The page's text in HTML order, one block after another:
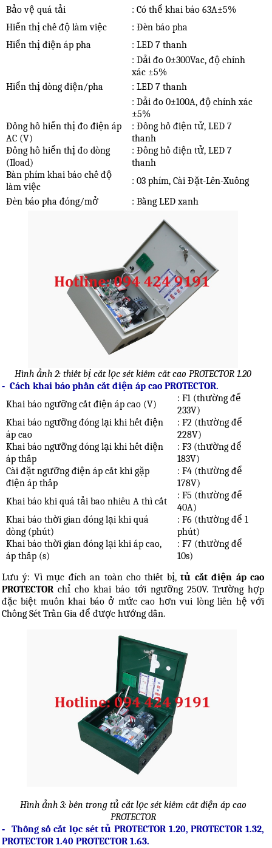
Bảo vệ quá tải
: Có thể khai báo 63A±5%
Hiển thị chế độ làm việc
: Đèn báo pha
Hiển thị điện áp pha
: LED 7 thanh
: Dải đo 0±300Vac, độ chính
xác ±5%
Hiển thị dòng điện/pha
: LED 7 thanh
: Dải đo 0±100A, độ chính xác
±5%
Đồng hồ hiển thị đo điện áp
AC (V)
: Đồng hồ điện tử, LED 7
thanh
Đồng hồ hiển thị đo dòng
(Iload)
: Đồng hồ điện tử, LED 7
thanh
Bàn phím khai báo chế độ
làm việc
: 03 phím, Cài Đặt-Lên-Xuống
Đèn báo pha đóng/mở
: Bằng LED xanh
Hình ảnh 2: thiết bị cắt lọc sét kiêm cắt cao PROTECTOR 1.20
- Cách khai báo phần cắt điện áp cao PROTECTOR.
Khai báo ngưỡng cắt điện áp cao (V)
: F1 (thường để
233V)
Khai báo ngưỡng đóng lại khi hết điện
áp cao
: F2 (thường để
228V)
Khai báo ngưỡng đóng lại khi hết điện
áp thấp
: F3 (thường để
183V)
Cài đặt ngưỡng điện áp cắt khi gặp
điện áp thấp
: F4 (thường để
178V)
Khai báo khi quá tải bao nhiêu A thì cắt
: F5 (thường để
40A)
Khai báo thời gian đóng lại khi quá
dòng (phút)
: F6 (thường để 1
phút)
Khai báo thời gian đóng lại khi áp cao,
áp thấp (s)
: F7 (thường để
10s)
Lưu ý: Vì mục đích an toàn cho thiết bị,tủ cắt điện áp cao
PROTECTOR chỉ cho khai báo tới ngưỡng 250V. Trường hợp
đặc biệt muốn khai báo ở mức cao hơn vui lòng liên hệ với
Chống Sét Trần Gia để được hướng dẫn.
Hình ảnh 3: bên trong tủ cắt lọc sét kiêm cắt điện áp cao
PROTECTOR
-
Thông số cắt lọc sét tủ PROTECTOR 1.20, PROTECTOR 1.32,
PROTECTOR 1.40 PROTECTOR 1.63.